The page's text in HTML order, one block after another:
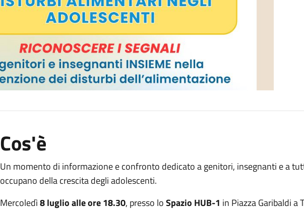
Cos'è
Un momento di informazione e confronto dedicato a genitori, insegnanti e a
occupano della crescita degli adolescenti.
Mercoledì8 luglio alle ore 18.30, presso loSpazio HUB-1 in Piazza Garibaldi a